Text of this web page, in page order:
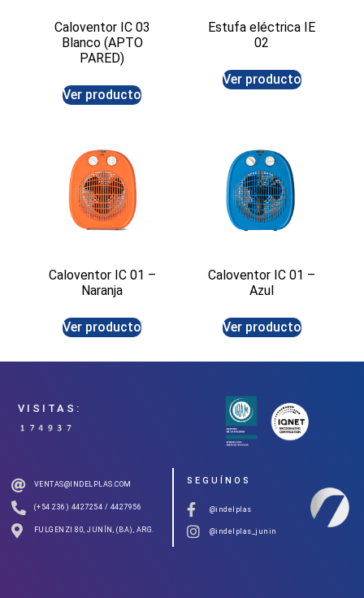
Caloventor IC 03
Blanco (APTO
PARED)
Ver producto
Estufa eléctrica IE
02
Ver producto
Caloventor IC 01 –
Naranja
Ver producto
Caloventor IC 01 –
Azul
Ver producto
VISITAS:
VENTAS@INDELPLAS.COM
(+54 236) 4427254 / 4427956
FULGENZI 80, JUNÍN, (BA), ARG.
SEGUÍNOS
@indelplas
@indelplas_junin